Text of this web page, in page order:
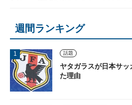
週間ランキング
話題
ヤタガラスが日本サ
た理由